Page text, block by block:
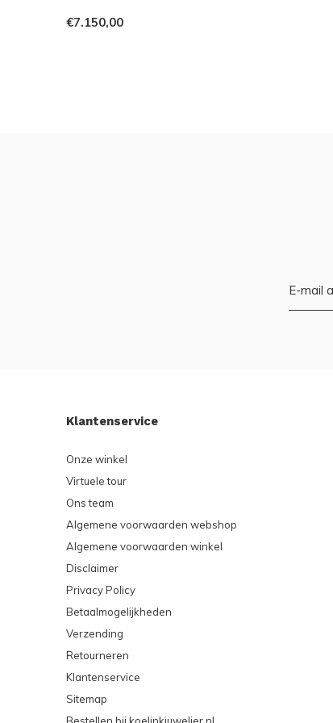
€7.150,00
Klantenservice
Onze winkel
Virtuele tour
Ons team
Algemene voorwaarden webshop
Algemene voorwaarden winkel
Disclaimer
Privacy Policy
Betaalmogelijkheden
Verzending
Retourneren
Klantenservice
Sitemap